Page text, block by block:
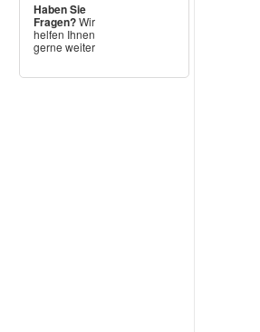
Haben Sie
Fragen?Wir
helfen Ihnen
gerne weiter